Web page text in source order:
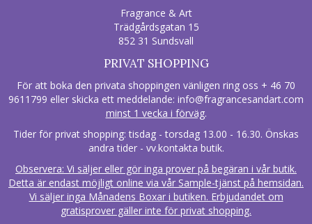
Fragrance & Art
Trädgårdsgatan 15
852 31 Sundsvall
PRIVAT SHOPPING
För att boka den privata shoppingen vänligen ring oss + 46 70
9611799 eller skicka ett meddelande: info@fragrancesandart.com
minst 1 vecka i förväg.
Tider för privat shopping: tisdag - torsdag 13.00 - 16.30. Önskas
andra tider - vv.kontakta butik.
Observera: Vi säljer eller gör inga prover på begäran i vår butik.
Detta är endast möjligt online via vår Sample-tjänst på hemsidan.
Vi säljer inga Månadens Boxar i butiken. Erbjudandet om
gratisprover gäller inte för privat shopping.